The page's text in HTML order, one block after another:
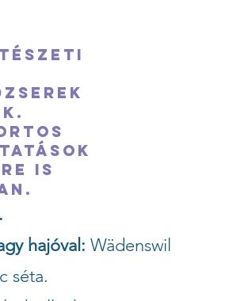
is
hajóval: Wädenswil
séta.